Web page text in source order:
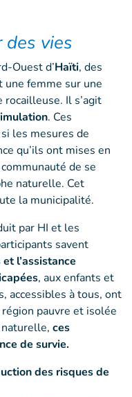
des vies
Ouest d’Haïti, des
femme sur une
Il s’agit
. Ces
les mesures de
qu’ils ont mises en
de se
naturelle. Cet
la municipalité.
par HI et les
savent
l’assistance
, aux enfants et
accessibles à tous, ont
région pauvre et isolée
naturelle, ces
de survie.
des risques de